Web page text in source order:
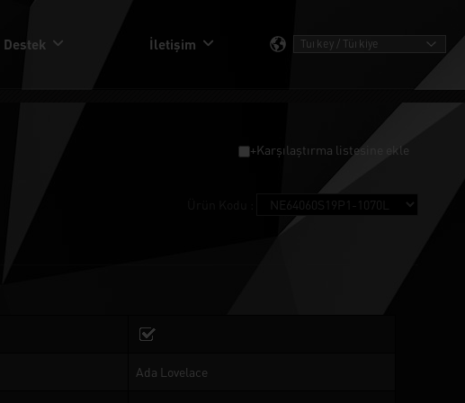
Destek İletişim
+Karşılaştırma listesine ekle
Ada Lovelace